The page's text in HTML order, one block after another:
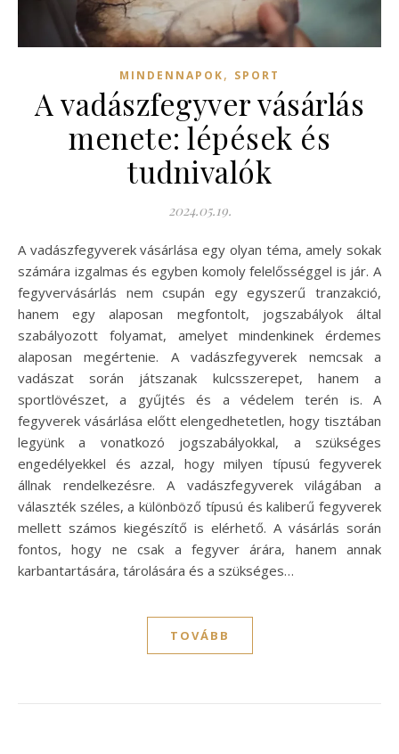
MINDENNAPOK, SPORT
A vadászfegyver vásárlás
menete: lépések és
tudnivalók
2024.05.19.
A vadászfegyverek vásárlása egy olyan téma, amely sokak
számára izgalmas és egyben komoly felelősséggel is jár. A
fegyvervásárlás nem csupán egy egyszerű tranzakció,
hanem egy alaposan megfontolt, jogszabályok által
szabályozott folyamat, amelyet mindenkinek érdemes
alaposan megértenie. A vadászfegyverek nemcsak a
vadászat során játszanak kulcsszerepet, hanem a
sportlövészet, a gyűjtés és a védelem terén is. A
fegyverek vásárlása előtt elengedhetetlen, hogy tisztában
legyünk a vonatkozó jogszabályokkal, a szükséges
engedélyekkel és azzal, hogy milyen típusú fegyverek
állnak rendelkezésre. A vadászfegyverek világában a
választék széles, a különböző típusú és kaliberű fegyverek
mellett számos kiegészítő is elérhető. A vásárlás során
fontos, hogy ne csak a fegyver árára, hanem annak
karbantartására, tárolására és a szükséges…
TOVÁBB